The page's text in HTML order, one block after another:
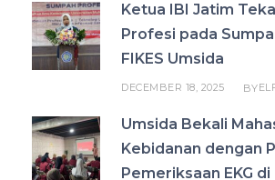
Ketua IBI Jatim
Profesi pada
FIKES Umsida
DECEMBER 18, 2025 BY
Umsida Bekali
Kebidanan dengan
Pemeriksaan EKG